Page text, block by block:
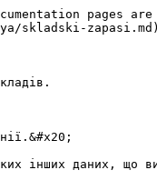
pages
skladski-
інших даних, що